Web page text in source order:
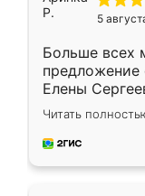
5
Больше всех
предложение
Елены
короткие
для замера
предложил
Читать